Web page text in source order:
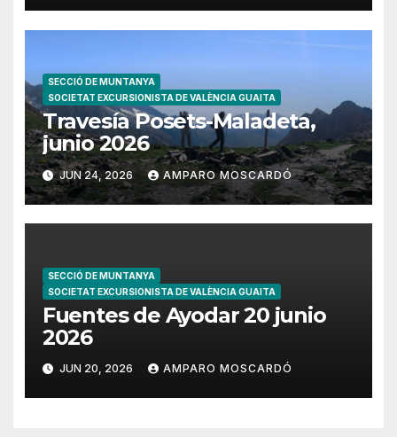
SECCIÓ DE MUNTANYA
SOCIETAT EXCURSIONISTA DE VALÈNCIA GUAITA
Travesía Posets-Maladeta,
junio 2026
JUN 24, 2026 AMPARO MOSCARDÓ
SECCIÓ DE MUNTANYA
SOCIETAT EXCURSIONISTA DE VALÈNCIA GUAITA
Fuentes de Ayodar 20 junio
2026
JUN 20, 2026 AMPARO MOSCARDÓ